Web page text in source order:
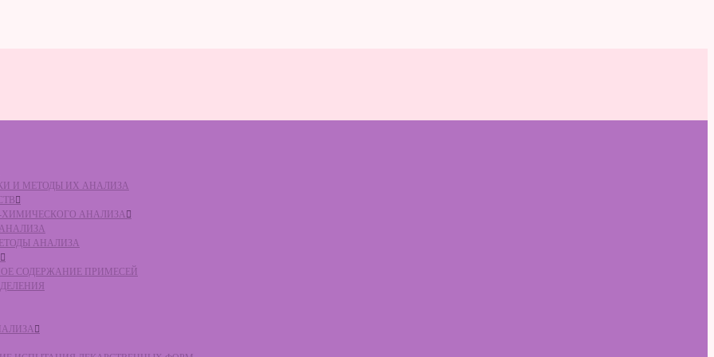
И МЕТОДЫ ИХ АНАЛИЗА
ХИМИЧЕСКОГО АНАЛИЗА
АНАЛИЗА
АНАЛИЗА
СОДЕРЖАНИЕ ПРИМЕСЕЙ